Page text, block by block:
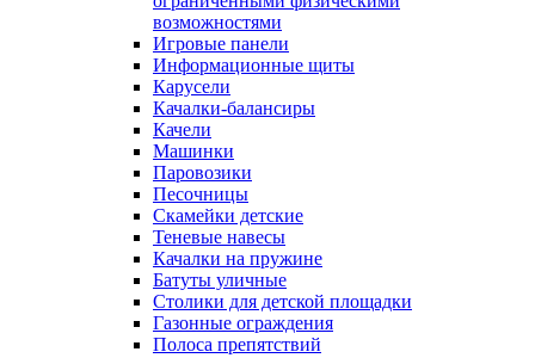
возможностями
Игровые панели
Информационные щиты
Карусели
Качалки-балансиры
Качели
Машинки
Паровозики
Песочницы
Скамейки детские
Теневые навесы
Качалки на пружине
Батуты уличные
Столики для детской площадки
Газонные ограждения
Полоса препятствий